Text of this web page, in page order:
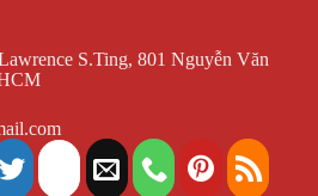
S.Ting, 801 Nguyễn Văn